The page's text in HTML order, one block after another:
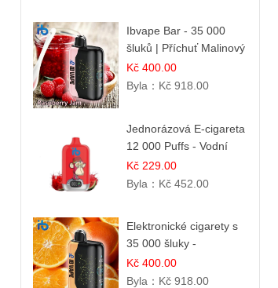
Ibvape Bar - 35 000
šluků | Příchuť Malinový
džem
Kč 400.00
Byla： Kč 918.00
Jednorázová E-cigareta
12 000 Puffs - Vodní
Melounová Zmrzlina
Kč 229.00
Byla： Kč 452.00
Elektronické cigarety s
35 000 šluky -
Pomerančový džem
Kč 400.00
Byla： Kč 918.00